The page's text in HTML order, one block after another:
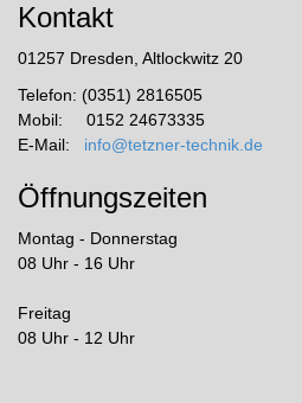
Kontakt
01257 Dresden, Altlockwitz 20
Telefon: (0351) 2816505
Mobil: 0152 24673335
E-Mail: info@tetzner-technik.de
Öffnungszeiten
Montag - Donnerstag
08 Uhr - 16 Uhr
Freitag
08 Uhr - 12 Uhr